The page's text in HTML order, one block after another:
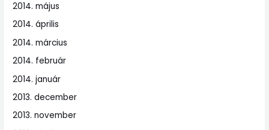
2014. május
2014. április
2014. március
2014. február
2014. január
2013. december
2013. november